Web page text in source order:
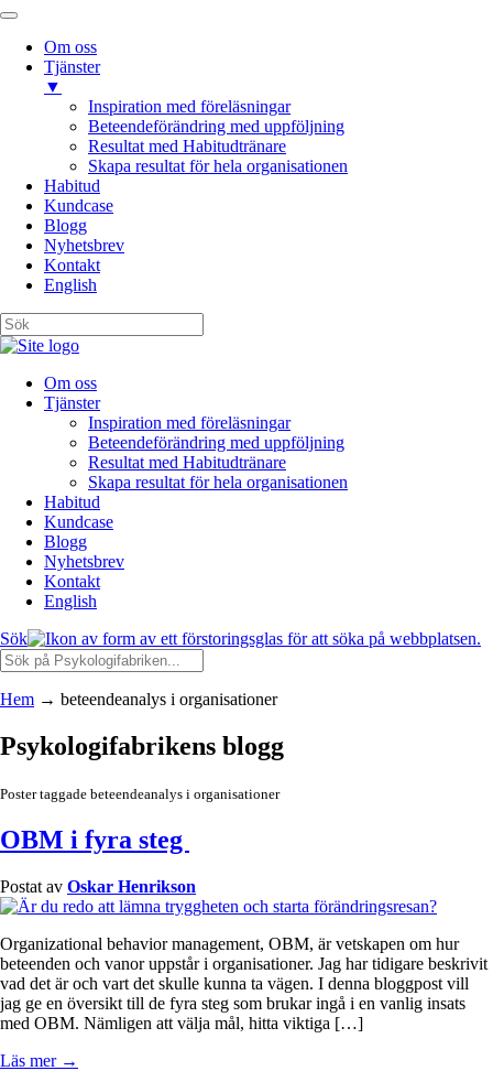
Om oss
Tjänster
▼
Inspiration med föreläsningar
Beteendeförändring med uppföljning
Resultat med Habitudtränare
Skapa resultat för hela organisationen
Habitud
Kundcase
Blogg
Nyhetsbrev
Kontakt
English
Om oss
Tjänster
Inspiration med föreläsningar
Beteendeförändring med uppföljning
Resultat med Habitudtränare
Skapa resultat för hela organisationen
Habitud
Kundcase
Blogg
Nyhetsbrev
Kontakt
English
Sök
Hem → beteendeanalys i organisationer
Psykologifabrikens blogg
Poster taggade beteendeanalys i organisationer
OBM i fyra steg
Postat av Oskar Henrikson
Organizational behavior management, OBM, är vetskapen om hur
beteenden och vanor uppstår i organisationer. Jag har tidigare beskrivit
vad det är och vart det skulle kunna ta vägen. I denna bloggpost vill
jag ge en översikt till de fyra steg som brukar ingå i en vanlig insats
med OBM. Nämligen att välja mål, hitta viktiga […]
Läs mer →